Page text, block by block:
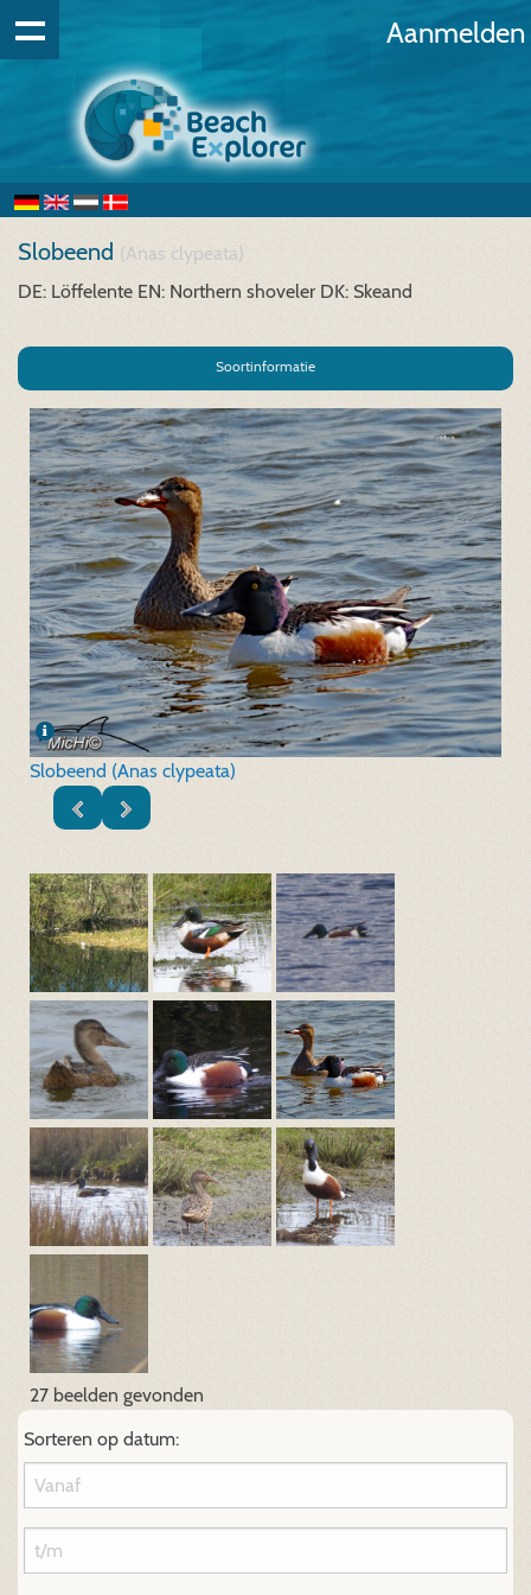
Aanmelden
Slobeend (Anas clypeata)
DE: Löffelente EN: Northern shoveler DK: Skeand
Soortinformatie
Slobeend (Anas clypeata)
27 beelden gevonden
Sorteren op datum: